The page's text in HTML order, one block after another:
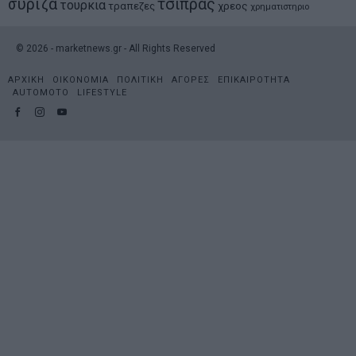
συριζα τουρκια τραπεζες τσιπρας χρεος χρηματιστηριο
© 2026 - marketnews.gr - All Rights Reserved
ΑΡΧΙΚΗ ΟΙΚΟΝΟΜΙΑ ΠΟΛΙΤΙΚΗ ΑΓΟΡΕΣ
ΕΠΙΚΑΙΡΟΤΗΤΑ
AUTOMOTO
LIFESTYLE